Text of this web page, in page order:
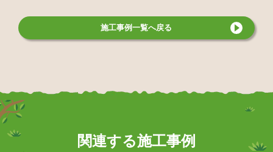
施工事例一覧へ戻る
関連する施工事例